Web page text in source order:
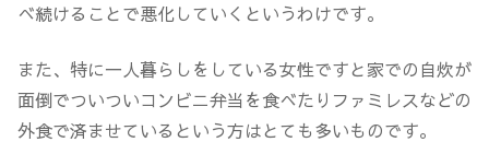
べ続けることで悪化していくというわけです。
また、特に一人暮らしをしている女性ですと家での自炊が
面倒でついついコンビニ弁当を食べたりファミレスなどの
外食で済ませているという方はとても多いものです。